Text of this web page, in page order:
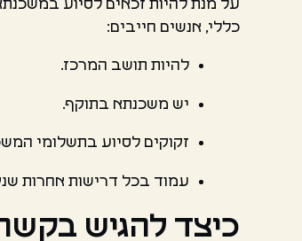
על מנת להיות זכאים לסיוע
כללי, אנשים חייבים:
להיות תושב המרכז.
יש משכנתא בתוקף.
זקוקים לסיוע בתשלומי
עמוד בכל דרישות אחרות
כיצד להגיש